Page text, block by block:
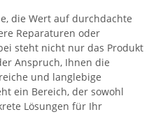
die Wert auf durchdachte
Reparaturen oder
steht nicht nur das Produkt
Anspruch, Ihnen die
und langlebige
ein Bereich, der sowohl
Lösungen für Ihr